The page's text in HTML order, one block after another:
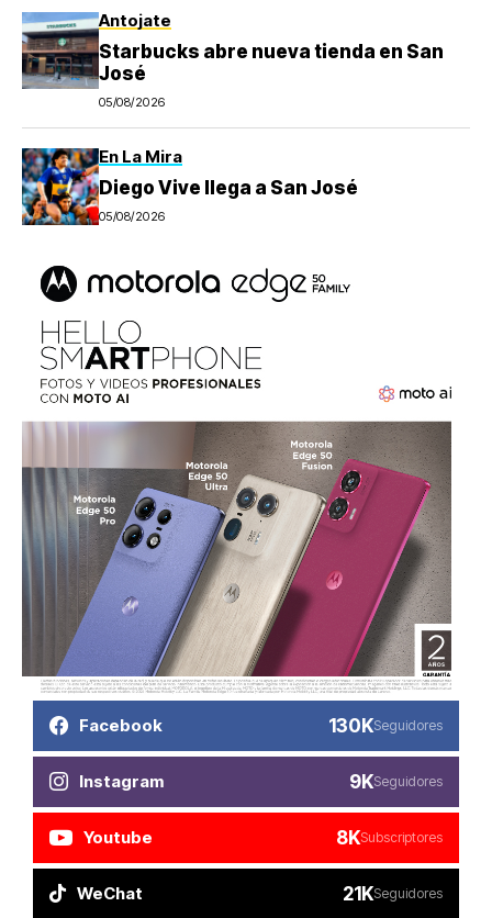
Antojate
Starbucks abre nueva tienda en San
José
05/08/2026
En La Mira
Diego Vive llega a San José
05/08/2026
Facebook 130KSeguidores
Instagram 9KSeguidores
Youtube 8KSubscriptores
WeChat 21KSeguidores